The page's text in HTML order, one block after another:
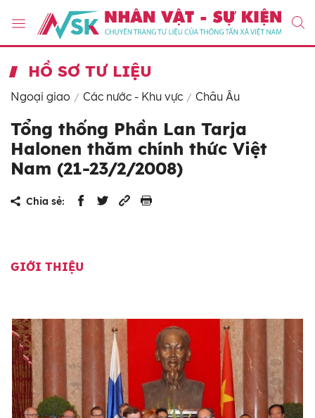
HỒ SƠ TƯ LIỆU
Ngoại giao Các nước - Khu vực Châu Âu
Tổng thống Phần Lan Tarja
Halonen thăm chính thức Việt
Nam (21-23/2/2008)
Chia sẻ:
GIỚI THIỆU